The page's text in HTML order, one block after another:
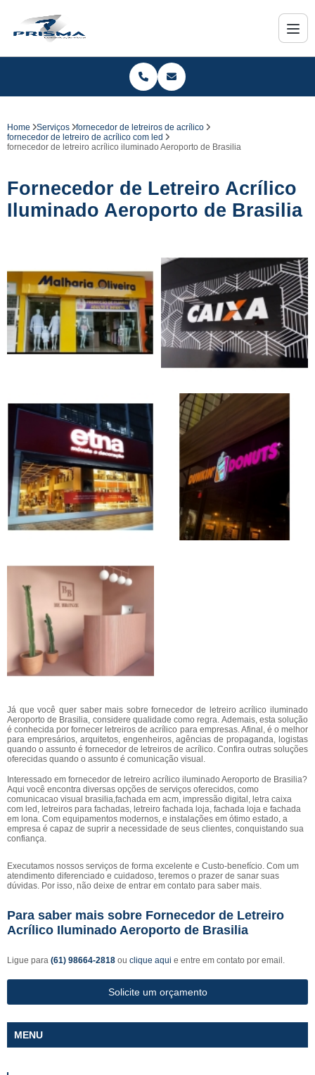
Home Serviços
fornecedor de letreiros de acrílico
fornecedor de letreiro de acrílico com led
fornecedor de letreiro acrílico iluminado Aeroporto de Brasilia
Fornecedor de Letreiro Acrílico
Iluminado Aeroporto de Brasilia
Já que você quer saber mais sobre fornecedor de letreiro acrílico iluminado
Aeroporto de Brasilia, considere qualidade como regra. Ademais, esta solução
é conhecida por fornecer letreiros de acrílico para empresas. Afinal, é o melhor
para empresários, arquitetos, engenheiros, agências de propaganda, logistas
quando o assunto é fornecedor de letreiros de acrílico. Confira outras soluções
oferecidas quando o assunto é comunicação visual.
Interessado em fornecedor de letreiro acrílico iluminado Aeroporto de Brasilia?
Aqui você encontra diversas opções de serviços oferecidos, como
comunicacao visual brasilia,fachada em acm, impressão digital, letra caixa
com led, letreiros para fachadas, letreiro fachada loja, fachada loja e fachada
em lona. Com equipamentos modernos, e instalações em ótimo estado, a
empresa é capaz de suprir a necessidade de seus clientes, conquistando sua
confiança.
Executamos nossos serviços de forma excelente e Custo-benefício. Com um
atendimento diferenciado e cuidadoso, teremos o prazer de sanar suas
dúvidas. Por isso, não deixe de entrar em contato para saber mais.
Para saber mais sobre Fornecedor de Letreiro
Acrílico Iluminado Aeroporto de Brasilia
Ligue para (61) 98664-2818 ou clique aqui e entre em contato por email.
Solicite um orçamento
MENU